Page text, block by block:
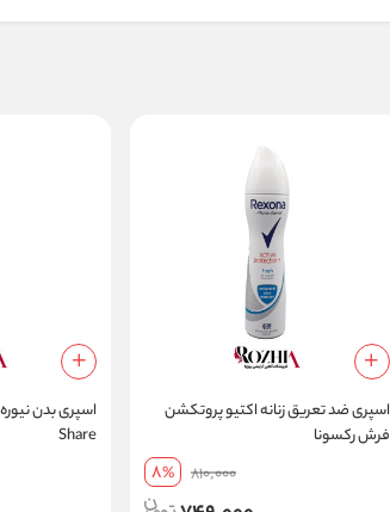
اسپری ضد تعریق زنانه اکتیو پروتکشن
فرش رکسونا
810,000
8%
Share